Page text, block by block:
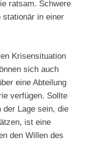
ratsam. Schwere
stationär in einer
Krisensituation
sich auch
eine Abteilung
verfügen. Sollte
Lage sein, die
ist eine
den Willen des